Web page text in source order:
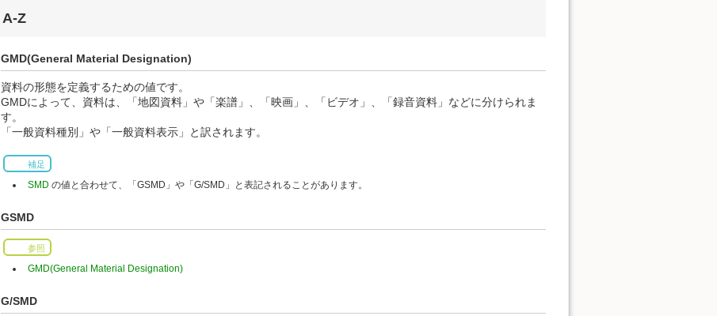
A-Z
GMD(General Material Designation)
資料の形態を定義するための値です。
GMDによって、資料は、「地図資料」や「楽譜」、「映画」、「ビデオ」、「録音資料」などに分けられま
す。
「一般資料種別」や「一般資料表示」と訳されます。
補足
SMD の値と合わせて、「GSMD」や「G/SMD」と表記されることがあります。
GSMD
参照
GMD(General Material Designation)
G/SMD